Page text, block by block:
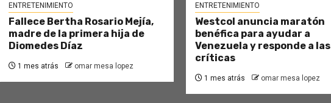
ENTRETENIMIENTO
Fallece Bertha Rosario Mejía,
madre de la primera hija de
Diomedes Díaz
1 mes atrás omar mesa lopez
ENTRETENIMIENTO
Westcol anuncia maratón
benéfica para ayudar a
Venezuela y responde a las
críticas
1 mes atrás omar mesa lopez